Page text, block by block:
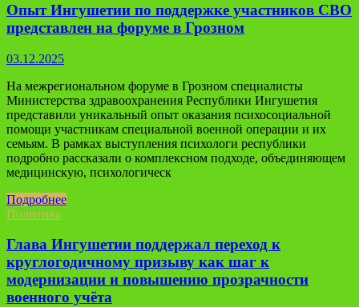
Опыт Ингушетии по поддержке участников СВО
представлен на форуме в Грозном
03.12.2025
На межрегиональном форуме в Грозном специалисты
Министерства здравоохранения Республики Ингушетия
представили уникальный опыт оказания психосоциальной
помощи участникам специальной военной операции и их
семьям. В рамках выступления психологи республики
подробно рассказали о комплексном подходе, объединяющем
медицинскую, психологическ
Подробнее
Политика
Глава Ингушетии поддержал переход к
круглогодичному призыву как шаг к
модернизации и повышению прозрачности
военного учёта